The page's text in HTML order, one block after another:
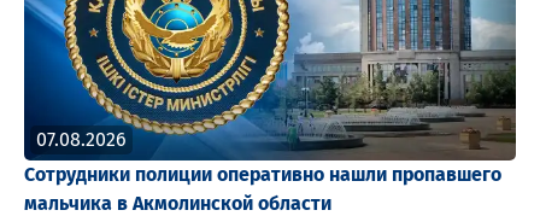
07.08.2026
Сотрудники полиции оперативно нашли пропавшего
мальчика в Акмолинской области